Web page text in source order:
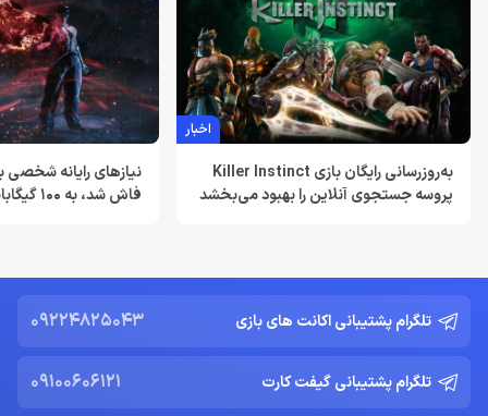
بهترین دی ان اس برای پلی استیشن | معرفی dns برای PS5
تیر 30, 1404
لغو توسعه بازی Just Cause 5 توسط اسکوئر انیکس
Nemesis
خرداد 22, 1404
اخبار
به‌روزرسانی رایگان بازی Killer Instinct
پروسه جستجوی آنلاین را بهبود می‌بخشد
فاش شد، به 100 گیگابایت فضا نیاز دارد.
تلگرام پشتیبانی اکانت های بازی 09224825043
تلگرام پشتیبانی گیفت کارت 09100606121